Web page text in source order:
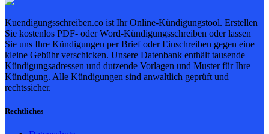
Kuendigungsschreiben.co ist Ihr Online-Kündigungstool. Erstellen
Sie kostenlos PDF- oder Word-Kündigungsschreiben oder lassen
Sie uns Ihre Kündigungen per Brief oder Einschreiben gegen eine
kleine Gebühr verschicken. Unsere Datenbank enthält tausende
Kündigungsadressen und dutzende Vorlagen und Muster für Ihre
Kündigung. Alle Kündigungen sind anwaltlich geprüft und
rechtssicher.
Rechtliches